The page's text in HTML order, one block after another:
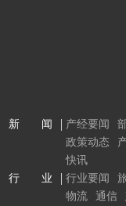
新 闻
产经要闻
政策动态
快讯
行 业
行业要闻
物流
通信